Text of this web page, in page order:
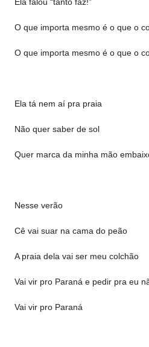
O que importa mesmo é o que o
O que importa mesmo é o que o
Ela tá nem aí pra praia
Não quer saber de sol
Quer marca da minha mão
Nesse verão
Cê vai suar na cama do peão
A praia dela vai ser meu colchão
Vai vir pro Paraná e pedir pra eu
Vai vir pro Paraná